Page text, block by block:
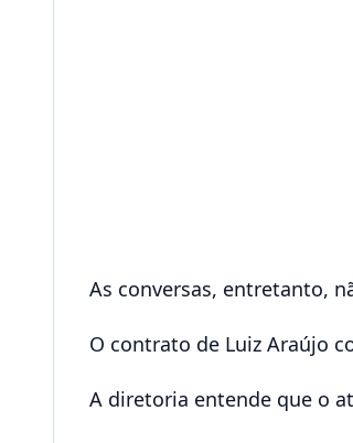
As conversas, entretanto,
O contrato de Luiz Araújo
A diretoria entende que o